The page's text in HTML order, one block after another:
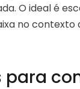
O ideal é
no contexto
para